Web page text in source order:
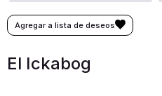
El Ickabog